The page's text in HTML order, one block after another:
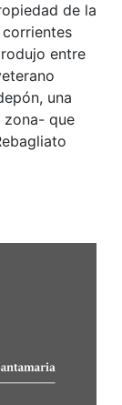
de la
entre
una
que